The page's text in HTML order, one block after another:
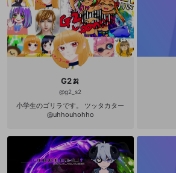
G2🍌
@g2_s2
小学生のゴリラです。 ツッタカター
@uhhouhohho